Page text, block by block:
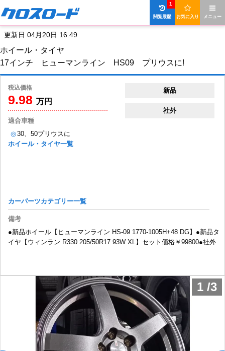
メニュー
お気に入り
閲覧履歴
1
更新日 04月20日 16:49
ホイール・タイヤ
17インチ ヒューマンライン HS09 プリウスに!
税込価格
9.98 万円
新品
社外
適合車種
◎30、50プリウスに
ホイール・タイヤ一覧
カーパーツカテゴリー一覧
備考
●新品ホイール【ヒューマンライン HS-09 1770-1005H+48 DG】●新品タ
イヤ【ウィンラン R330 205/50R17 93W XL】セット価格￥99800●社外
1 /3